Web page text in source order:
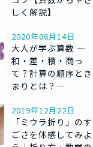
しく解説】
2020年06月14日
大人が学ぶ算数 ―
和・差・積・商っ
て？計算の順序とき
まりとは？―
2019年12月22日
「ミウラ折り」のす
ごさを体感してみよ